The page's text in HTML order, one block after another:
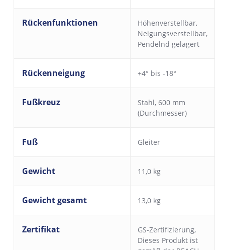
Rückenfunktionen Höhenverstellbar,
Neigungsverstellbar,
Pendelnd gelagert
Rückenneigung +4° bis -18°
Fußkreuz
Stahl, 600 mm
(Durchmesser)
Fuß Gleiter
Gewicht 11,0 kg
Gewicht gesamt 13,0 kg
Zertifikat GS-Zertifizierung,
Dieses Produkt ist